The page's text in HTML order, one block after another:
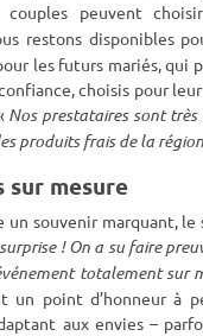
couples peuvent
restons disponibles
les futurs mariés, qui
choisis pour leur
Nos prestataires sont très
produits frais de la région
sur mesure
un souvenir marquant,
! On a su faire
vénement totalement sur
un point d’honneurà
aux envies–